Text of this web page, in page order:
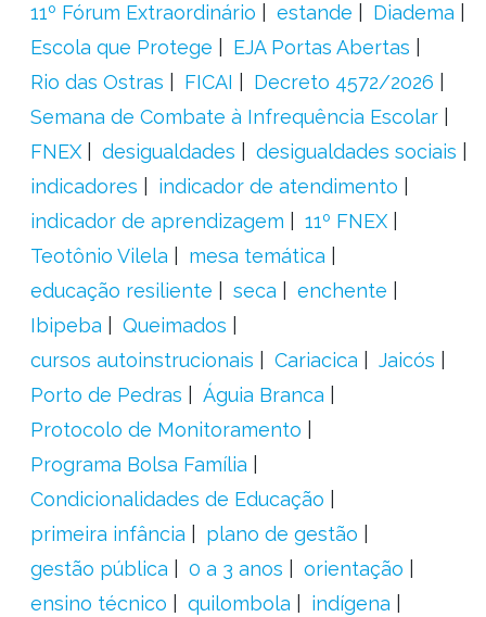
11º Fórum Extraordinário
estande
Diadema
Escola que Protege
EJA Portas Abertas
Rio das Ostras
FICAI
Decreto 4572/2026
Semana de Combate à Infrequência Escolar
FNEX
desigualdades
desigualdades sociais
indicadores
indicador de atendimento
indicador de aprendizagem
11º FNEX
Teotônio Vilela
mesa temática
educação resiliente
seca
enchente
Ibipeba
Queimados
cursos autoinstrucionais
Cariacica
Jaicós
Porto de Pedras
Águia Branca
Protocolo de Monitoramento
Programa Bolsa Família
Condicionalidades de Educação
primeira infância
plano de gestão
gestão pública
0 a 3 anos
orientação
ensino técnico
quilombola
indígena